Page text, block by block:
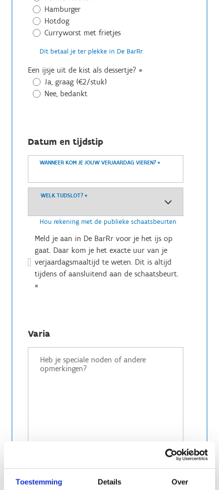
Toestemming Details Over
Hamburger
Hotdog
Curryworst met frietjes
Dit betaal je ter plekke in De BarRr.
Een ijsje uit de kist als dessertje? *
Ja, graag (€2/stuk)
Nee, bedankt
Datum en tijdstip
WANNEER KOM JE JOUW VERJAARDAG VIEREN? *
WELK TIJDSLOT? *
Hou rekening met de publieke schaatsbeurten
Meld je aan in De BarRr voor je het ijs op
gaat. Daar kom je het exacte uur van je
verjaardagsmaaltijd te weten. Dit is altijd
tijdens of aansluitend aan de schaatsbeurt.
*
Varia